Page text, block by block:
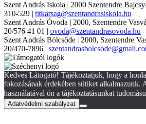
Szent András Iskola | 2000 Szentendre
310-529 | titkarsag@szentandrasiskola.hu
Szent András Óvoda | 2000, Szentendre
20/576 41 01 | ovoda@szentandrasovoda.hu
Szent András Bölcsőde | 2000, Szentendre
20/470-7896 |
Kedves Látogató! Tájékoztatjuk, hogy a
fokozásának érdekében sütiket alkalmazunk.
használatával ön a tájékoztatásunkat
Adatvédelmi szabályzat